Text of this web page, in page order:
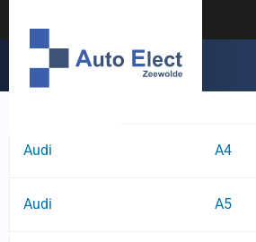
Fabrikant
Audi A4
Audi A5